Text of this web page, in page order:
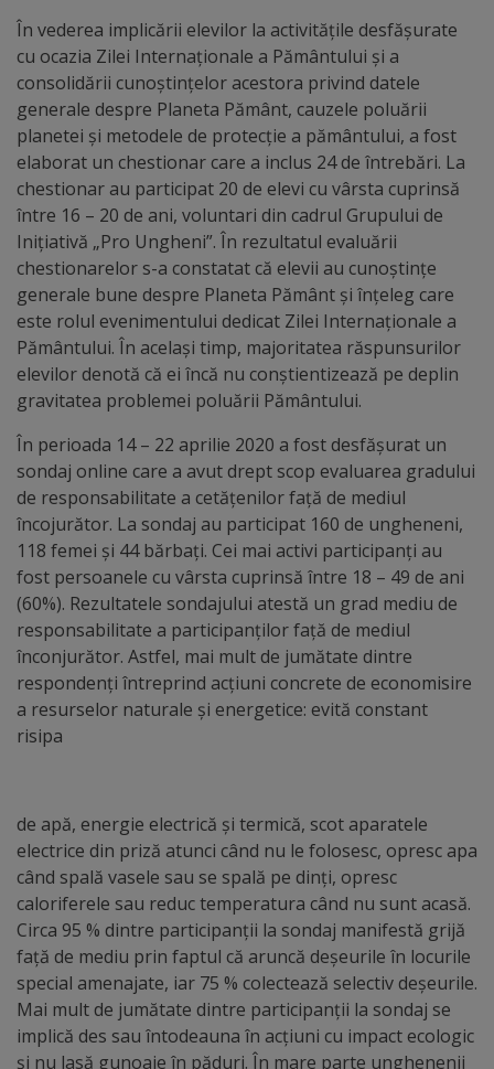
Galerie
video
Galerii
foto
Administrație
Primărie
Primar
Viceprimari
Organigrama
Aparatul
primăriei
Regulamentul
de
funcționare
calitate
Consiliul
Municipal
Secretar
Consilieri
În vederea implicării elevilor la activitățile desfășurate
cu ocazia Zilei Internaționale a Pământului și a
consolidării cunoștințelor acestora privind datele
generale despre Planeta Pământ, cauzele poluării
planetei și metodele de protecție a pământului, a fost
elaborat un chestionar care a inclus 24 de întrebări. La
chestionar au participat 20 de elevi cu vârsta cuprinsă
între 16 – 20 de ani, voluntari din cadrul Grupului de
Inițiativă „Pro Ungheni”. În rezultatul evaluării
chestionarelor s-a constatat că elevii au cunoștințe
generale bune despre Planeta Pământ și înțeleg care
este rolul evenimentului dedicat Zilei Internaționale a
Pământului. În același timp, majoritatea răspunsurilor
elevilor denotă că ei încă nu conștientizează pe deplin
gravitatea problemei poluării Pământului.
În perioada 14 – 22 aprilie 2020 a fost desfășurat un
sondaj online care a avut drept scop evaluarea gradului
de responsabilitate a cetățenilor față de mediul
încojurător. La sondaj au participat 160 de ungheneni,
118 femei și 44 bărbați. Cei mai activi participanți au
fost persoanele cu vârsta cuprinsă între 18 – 49 de ani
(60%). Rezultatele sondajului atestă un grad mediu de
responsabilitate a participanților față de mediul
înconjurător. Astfel, mai mult de jumătate dintre
respondenți întreprind acțiuni concrete de economisire
a resurselor naturale și energetice: evită constant
risipa
de apă, energie electrică și termică, scot aparatele
electrice din priză atunci când nu le folosesc, opresc apa
când spală vasele sau se spală pe dinți, opresc
caloriferele sau reduc temperatura când nu sunt acasă.
Circa 95 % dintre participanții la sondaj manifestă grijă
față de mediu prin faptul că aruncă deșeurile în locurile
special amenajate, iar 75 % colectează selectiv deșeurile.
Mai mult de jumătate dintre participanții la sondaj se
implică des sau întodeauna în acțiuni cu impact ecologic
și nu lasă gunoaie în păduri. În mare parte unghenenii